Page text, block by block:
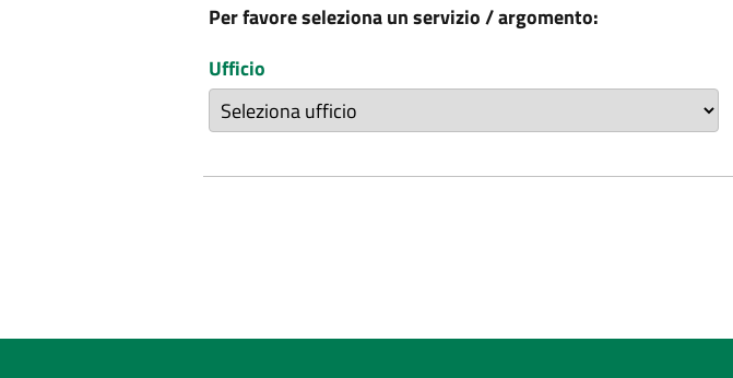
Per favore seleziona un servizio / argomento:
Ufficio